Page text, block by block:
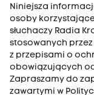
RADIO KRAKÓW
Kraków
Niniejsza
osoby
słuchaczy Radia
stosowanych
z przepisami o
obowiązujących
Zapraszamy do
zawartymi w